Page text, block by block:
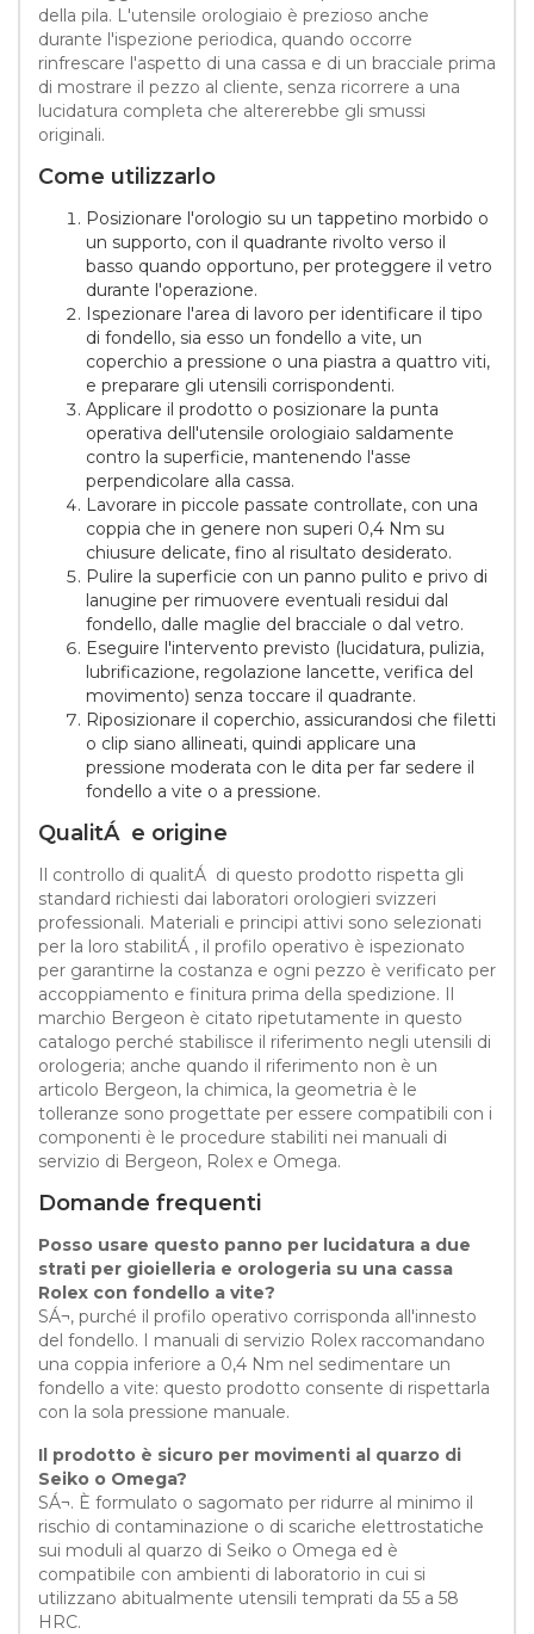
della pila. L'utensile orologiaio è prezioso anche
durante l'ispezione periodica, quando occorre
rinfrescare l'aspetto di una cassa e di un bracciale prima
di mostrare il pezzo al cliente, senza ricorrere a una
lucidatura completa che altererebbe gli smussi
originali.
Come utilizzarlo
Posizionare l'orologio su un tappetino morbido o
un supporto, con il quadrante rivolto verso il
basso quando opportuno, per proteggere il vetro
durante l'operazione.
Ispezionare l'area di lavoro per identificare il tipo
di fondello, sia esso un fondello a vite, un
coperchio a pressione o una piastra a quattro viti,
e preparare gli utensili corrispondenti.
Applicare il prodotto o posizionare la punta
operativa dell'utensile orologiaio saldamente
contro la superficie, mantenendo l'asse
perpendicolare alla cassa.
Lavorare in piccole passate controllate, con una
coppia che in genere non superi 0,4 Nm su
chiusure delicate, fino al risultato desiderato.
Pulire la superficie con un panno pulito e privo di
lanugine per rimuovere eventuali residui dal
fondello, dalle maglie del bracciale o dal vetro.
Eseguire l'intervento previsto (lucidatura, pulizia,
lubrificazione, regolazione lancette, verifica del
movimento) senza toccare il quadrante.
Riposizionare il coperchio, assicurandosi che filetti
o clip siano allineati, quindi applicare una
pressione moderata con le dita per far sedere il
fondello a vite o a pressione.
QualitÁ e origine
Il controllo di qualitÁ di questo prodotto rispetta gli
standard richiesti dai laboratori orologieri svizzeri
professionali. Materiali e principi attivi sono selezionati
per la loro stabilitÁ , il profilo operativo è ispezionato
per garantirne la costanza e ogni pezzo è verificato per
accoppiamento e finitura prima della spedizione. Il
marchio Bergeon è citato ripetutamente in questo
catalogo perché stabilisce il riferimento negli utensili di
orologeria; anche quando il riferimento non è un
articolo Bergeon, la chimica, la geometria è le
tolleranze sono progettate per essere compatibili con i
componenti è le procedure stabiliti nei manuali di
servizio di Bergeon, Rolex e Omega.
Domande frequenti
Posso usare questo panno per lucidatura a due
strati per gioielleria e orologeria su una cassa
Rolex con fondello a vite?
SÁ¬, purché il profilo operativo corrisponda all'innesto
del fondello. I manuali di servizio Rolex raccomandano
una coppia inferiore a 0,4 Nm nel sedimentare un
fondello a vite: questo prodotto consente di rispettarla
con la sola pressione manuale.
Il prodotto è sicuro per movimenti al quarzo di
Seiko o Omega?
SÁ¬. È formulato o sagomato per ridurre al minimo il
rischio di contaminazione o di scariche elettrostatiche
sui moduli al quarzo di Seiko o Omega ed è
compatibile con ambienti di laboratorio in cui si
utilizzano abitualmente utensili temprati da 55 a 58
HRC.